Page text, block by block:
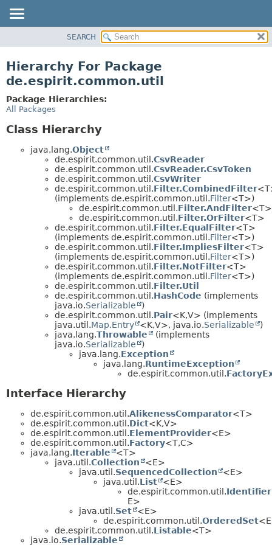
CLASS
TREE
DEPRECATED
SEARCH
Hierarchy For Package
de.espirit.common.util
Package Hierarchies:
All Packages
Class Hierarchy
java.lang.Object
de.espirit.common.util.CsvReader
de.espirit.common.util.CsvReader.CsvToken
de.espirit.common.util.CsvWriter
de.espirit.common.util.Filter.CombinedFilter
(implements de.espirit.common.util.Filter<T>)
de.espirit.common.util.Filter.AndFilter<T>
de.espirit.common.util.Filter.OrFilter<T>
de.espirit.common.util.Filter.EqualFilter<T>
(implements de.espirit.common.util.Filter<T>)
de.espirit.common.util.Filter.ImpliesFilter<T>
(implements de.espirit.common.util.Filter<T>)
de.espirit.common.util.Filter.NotFilter<T>
(implements de.espirit.common.util.Filter<T>)
de.espirit.common.util.Filter.Util
de.espirit.common.util.HashCode (implements
java.io.Serializable
)
de.espirit.common.util.Pair<K,V> (implements
java.util.Map.Entry <K,V>, java.io.Serializable
)
java.lang.Throwable
(implements
java.io.Serializable
)
java.lang.Exception
java.lang.RuntimeException
de.espirit.common.util.
Interface Hierarchy
de.espirit.common.util.AlikenessComparator<T>
de.espirit.common.util.Dict<K,V>
de.espirit.common.util.ElementProvider<E>
de.espirit.common.util.Factory<T,C>
java.lang.Iterable
<T>
java.util.Collection
<E>
java.util.SequencedCollection
<E>
java.util.List
<E>
de.espirit.common.util.
E>
java.util.Set
<E>
de.espirit.common.util.OrderedSet
de.espirit.common.util.Listable<T>
java.io.Serializable